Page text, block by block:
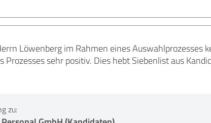
Löwenberg im Rahmen eines Auswahlprozesses
Prozesses sehr positiv. Dies hebt Siebenlist aus
zu: